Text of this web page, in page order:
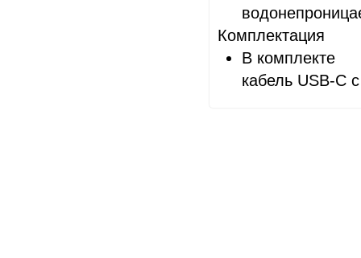
Комплектация
В комплекте
кабель USB‑C